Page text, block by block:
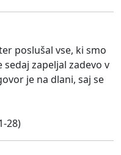
poslušal vse, ki smo
zapeljal zadevo v
je na dlani, saj se
28)